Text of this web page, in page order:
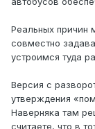
Реальных причин
совместно
устроимся туда
Версия с
утверждения
Наверняка там
считаете, что в